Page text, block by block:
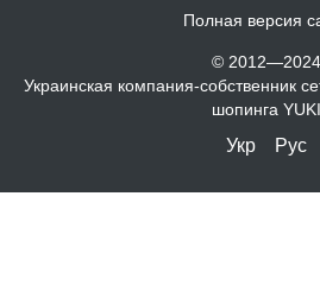
Полная версия
© 2012—2024
Украинская компания-собственник
шопинга YUKI
Укр Рус